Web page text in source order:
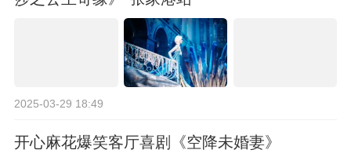
2025-03-29 18:49
开心麻花爆笑客厅喜剧《空降未婚妻》